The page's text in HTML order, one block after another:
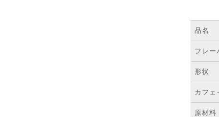
品名
フレー
形状
カフェ
原材料